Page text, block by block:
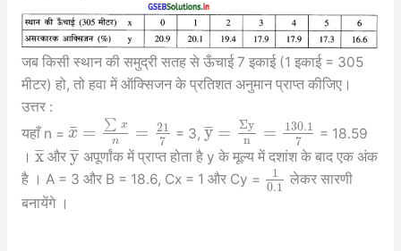
जब किसी स्थान की समुद्री सतह से ऊँचाई 7 इकाई (1 इकाई = 305
मीटर) हो, तो हवा में ऑक्सिजन के प्रतिशत अनुमान प्राप्त कीजिए।
उत्तर :
यहाँ n = x
¯ = ∑ x
n
=
21
7
= 3, y
¯¯
¯ = Σy
n
=
130.1
7
= 18.59
। x
¯¯
¯ औरy
¯¯
¯ अपूर्णांक में प्राप्त होता है y के मूल्य में दशांश के बाद एक अंक
है । A = 3 और B = 18.6, Cx = 1 और Cy =
1
0.1 लेकर सारणी
बनायेंगे ।